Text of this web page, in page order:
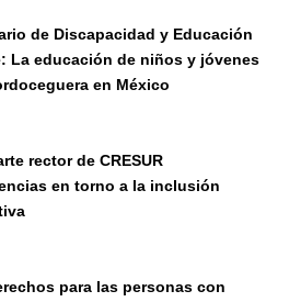
de Discapacidad y Educación
La educación de niños y jóvenes
en México
rector de CRESUR
en torno a la inclusión
para las personas con